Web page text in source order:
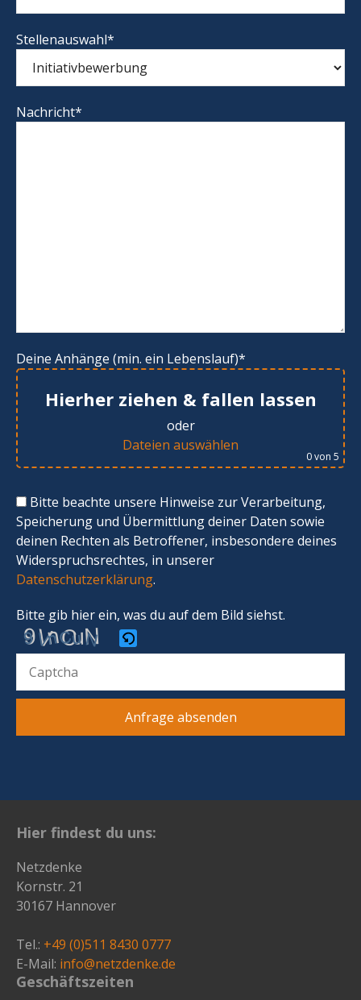
Stellenauswahl*
Nachricht*
Deine Anhänge (min. ein Lebenslauf)*
Hierher ziehen & fallen lassen
oder
Dateien auswählen
0von 5
Bitte beachte unsere Hinweise zur Verarbeitung,
Speicherung und Übermittlung deiner Daten sowie
deinen Rechten als Betroffener, insbesondere deines
Widerspruchsrechtes, in unserer
Datenschutzerklärung.
Bitte gib hier ein, was du auf dem Bild siehst.
Bitte
die
angezeigten
ein,
zu
bestätigen,
dass
ein
Mensch
bist.
Hier findest du uns:
Netzdenke
Kornstr. 21
30167 Hannover
Tel.: +49 (0)511 8430 0777
E-Mail: info@netzdenke.de
Geschäftszeiten